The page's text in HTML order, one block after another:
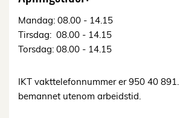
Mandag: 08.00 - 14.15
Tirsdag: 08.00 - 14.15
Torsdag: 08.00 - 14.15
IKT vakttelefonnummer er 950 40
bemannet utenom arbeidstid.